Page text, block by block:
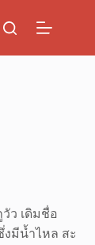
ว เดิมชื่อ
มีน้ำไหล สะ